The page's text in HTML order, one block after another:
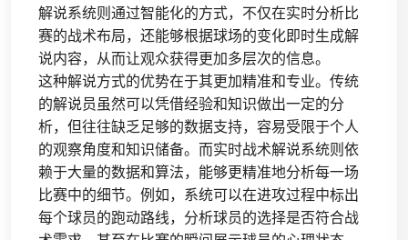
解说系统则通过智能化的方式，不仅在实时分析比
赛的战术布局，还能够根据球场的变化即时生成解
说内容，从而让观众获得更加多层次的信息。
这种解说方式的优势在于其更加精准和专业。传统
的解说员虽然可以凭借经验和知识做出一定的分
析，但往往缺乏足够的数据支持，容易受限于个人
的观察角度和知识储备。而实时战术解说系统则依
赖于大量的数据和算法，能够更精准地分析每一场
比赛中的细节。例如，系统可以在进攻过程中标出
每个球员的跑动路线，分析球员的选择是否符合战